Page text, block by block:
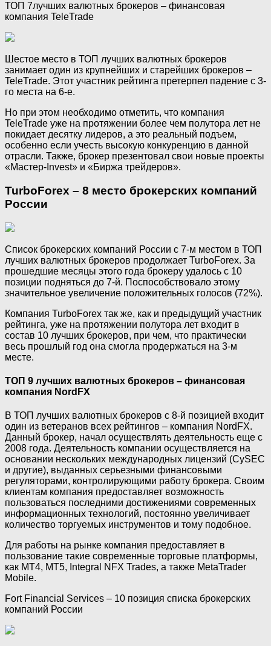
ТОП 7лучших валютных брокеров – финансовая
компания TeleTrade
Шестое место в ТОП лучших валютных брокеров
занимает один из крупнейших и старейших брокеров –
TeleTrade. Этот участник рейтинга претерпел падение с 3-
го места на 6-е.
Но при этом необходимо отметить, что компания
TeleTrade уже на протяжении более чем полутора лет не
покидает десятку лидеров, а это реальный подъем,
особенно если учесть высокую конкуренцию в данной
отрасли. Также, брокер презентовал свои новые проекты
«Мастер-Invest» и «Биржа трейдеров».
TurboForex – 8 место брокерских компаний
России
Список брокерских компаний России с 7-м местом в ТОП
лучших валютных брокеров продолжает TurboForex. За
прошедшие месяцы этого года брокеру удалось с 10
позиции подняться до 7-й. Поспособствовало этому
значительное увеличение положительных голосов (72%).
Компания TurboForex так же, как и предыдущий участник
рейтинга, уже на протяжении полутора лет входит в
состав 10 лучших брокеров, при чем, что практически
весь прошлый год она смогла продержаться на 3-м
месте.
ТОП 9 лучших валютных брокеров – финансовая
компания NordFX
В ТОП лучших валютных брокеров с 8-й позицией входит
один из ветеранов всех рейтингов – компания NordFX.
Данный брокер, начал осуществлять деятельность еще с
2008 года. Деятельность компании осуществляется на
основании нескольких международных лицензий (CySEC
и другие), выданных серьезными финансовыми
регуляторами, контролирующими работу брокера. Своим
клиентам компания предоставляет возможность
пользоваться последними достижениями современных
информационных технологий, постоянно увеличивает
количество торгуемых инструментов и тому подобное.
Для работы на рынке компания предоставляет в
пользование такие современные торговые платформы,
как МТ4, МТ5, Integral NFX Trades, а также MetaTrader
Mobile.
Fort Financial Services – 10 позиция списка брокерских
компаний России